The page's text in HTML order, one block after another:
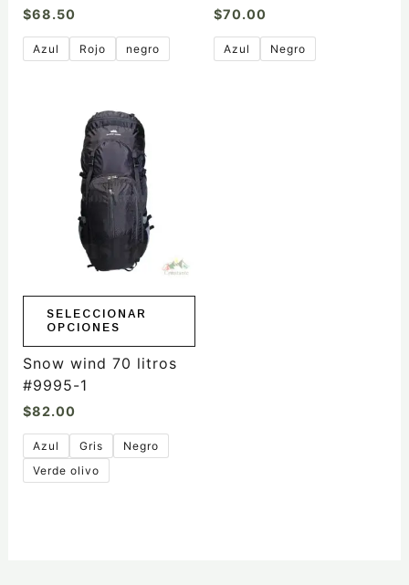
de
producto
$68.50
Azul Rojo negro
de
producto
$70.00
Azul Negro
SELECCIONAR
OPCIONES
producto
múltiples
variantes.
opciones
elegir
la
página
producto
Snow wind 70 litros
#9995-1
$82.00
Azul Gris
Negro
Verde olivo